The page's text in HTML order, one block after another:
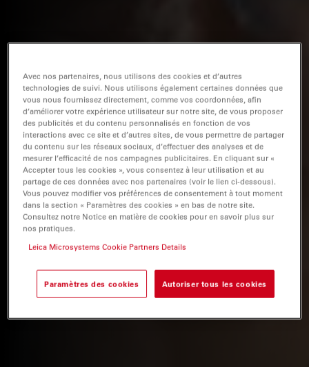
Avec nos partenaires, nous utilisons des cookies et d’autres
technologies de suivi. Nous utilisons également certaines données que
vous nous fournissez directement, comme vos coordonnées, afin
d’améliorer votre expérience utilisateur sur notre site, de vous proposer
des publicités et du contenu personnalisés en fonction de vos
interactions avec ce site et d’autres sites, de vous permettre de partager
du contenu sur les réseaux sociaux, d’effectuer des analyses et de
mesurer l’efficacité de nos campagnes publicitaires. En cliquant sur «
Accepter tous les cookies », vous consentez à leur utilisation et au
partage de ces données avec nos partenaires (voir le lien ci-dessous).
Vous pouvez modifier vos préférences de consentement à tout moment
dans la section « Paramètres des cookies » en bas de notre site.
Consultez notre Notice en matière de cookies pour en savoir plus sur
nos pratiques.
Leica Microsystems Cookie Partners Details
Paramètres des cookies Autoriser tous les cookies